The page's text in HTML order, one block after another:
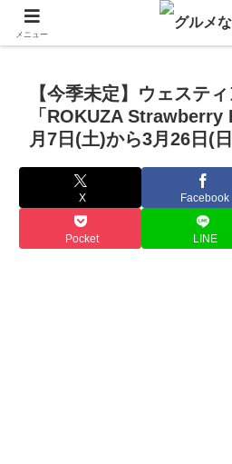
飲食店キャンペーン・食品飲料お菓
【今季未定】ウェステ
「ROKUZA
月7日(土)から3月26日(
X Facebook
Pocket LINE
メニュー